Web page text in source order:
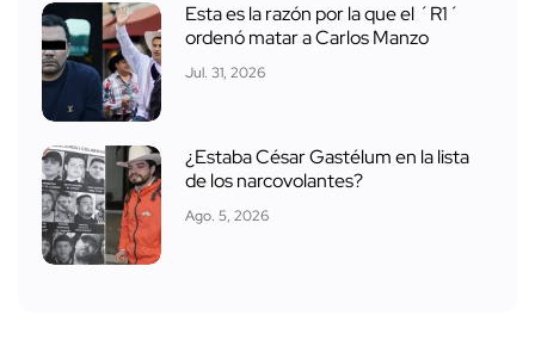
Esta es la razón por la que el ´R1´
ordenó matar a Carlos Manzo
Jul. 31, 2026
¿Estaba César Gastélum en la lista
de los narcovolantes?
Ago. 5, 2026